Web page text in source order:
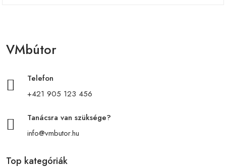
VMbútor
Telefon
+421 905 123 456
Tanácsra van szüksége?
info@vmbutor.hu
Top kategóriák